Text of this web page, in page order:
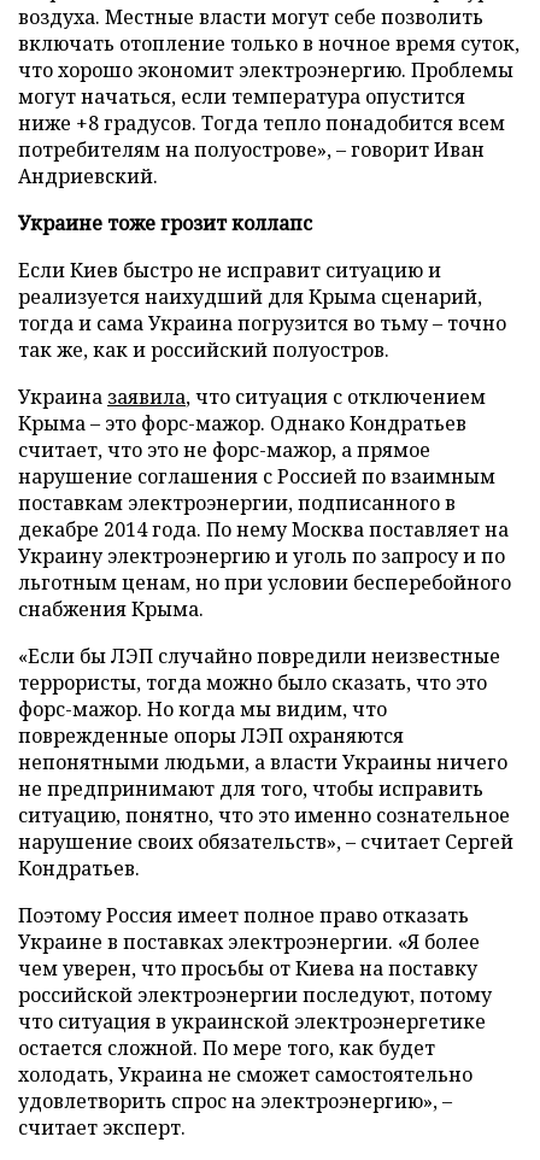
воздуха. Местные власти могут себе позволить
включать отопление только в ночное время суток,
что хорошо экономит электроэнергию. Проблемы
могут начаться, если температура опустится
ниже +8 градусов. Тогда тепло понадобится всем
потребителям на полуострове», – говорит Иван
Андриевский.
Украине тоже грозит коллапс
Если Киев быстро не исправит ситуацию и
реализуется наихудший для Крыма сценарий,
тогда и сама Украина погрузится во тьму – точно
так же, как и российский полуостров.
Украина заявила, что ситуация с отключением
Крыма – это форс-мажор. Однако Кондратьев
считает, что это не форс-мажор, а прямое
нарушение соглашения с Россией по взаимным
поставкам электроэнергии, подписанного в
декабре 2014 года. По нему Москва поставляет на
Украину электроэнергию и уголь по запросу и по
льготным ценам, но при условии бесперебойного
снабжения Крыма.
«Если бы ЛЭП случайно повредили неизвестные
террористы, тогда можно было сказать, что это
форс-мажор. Но когда мы видим, что
поврежденные опоры ЛЭП охраняются
непонятными людьми, а власти Украины ничего
не предпринимают для того, чтобы исправить
ситуацию, понятно, что это именно сознательное
нарушение своих обязательств», – считает Сергей
Кондратьев.
Поэтому Россия имеет полное право отказать
Украине в поставках электроэнергии. «Я более
чем уверен, что просьбы от Киева на поставку
российской электроэнергии последуют, потому
что ситуация в украинской электроэнергетике
остается сложной. По мере того, как будет
холодать, Украина не сможет самостоятельно
удовлетворить спрос на электроэнергию», –
считает эксперт.